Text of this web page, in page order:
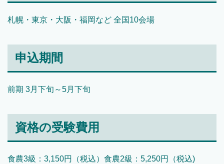
札幌・東京・大阪・福岡など 全国10会場
申込期間
前期 3月下旬～5月下旬
資格の受験費用
食農3級：3,150円（税込）食農2級：5,250円（税込)